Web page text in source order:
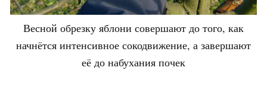
Весной обрезку яблони совершают до того, как
начнётся интенсивное сокодвижение, а завершают
её до набухания почек